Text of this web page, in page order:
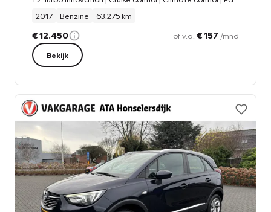
2017
Benzine 63.275 km
€ 12.450 of v.a. € 157 /mnd
Bekijk